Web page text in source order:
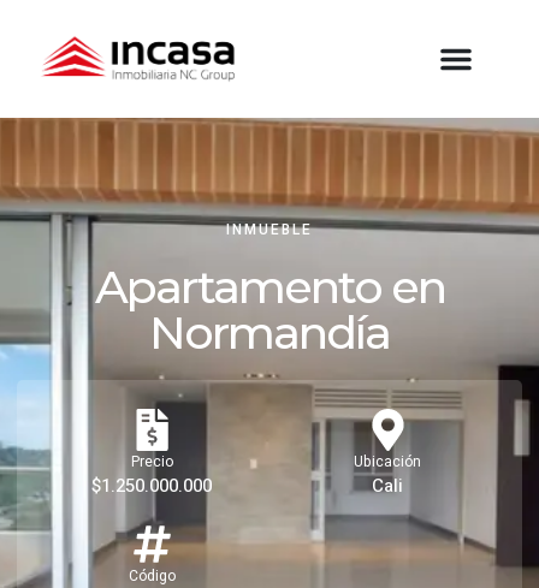
INMUEBLE
Apartamento en
Normandía
Precio
$1.250.000.000
Ubicación
Cali
Código